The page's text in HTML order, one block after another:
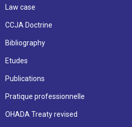
Law case
CCJA Doctrine
Bibliography
Etudes
Publications
Pratique professionnelle
OHADA Treaty revised